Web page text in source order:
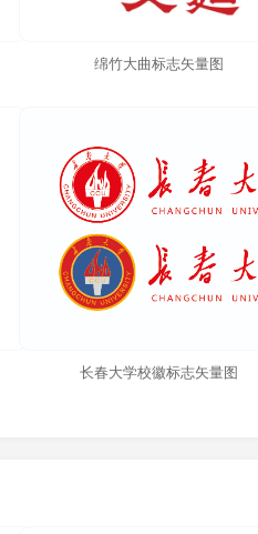
绵竹大曲标志矢量图
长春大学校徽标志矢量图